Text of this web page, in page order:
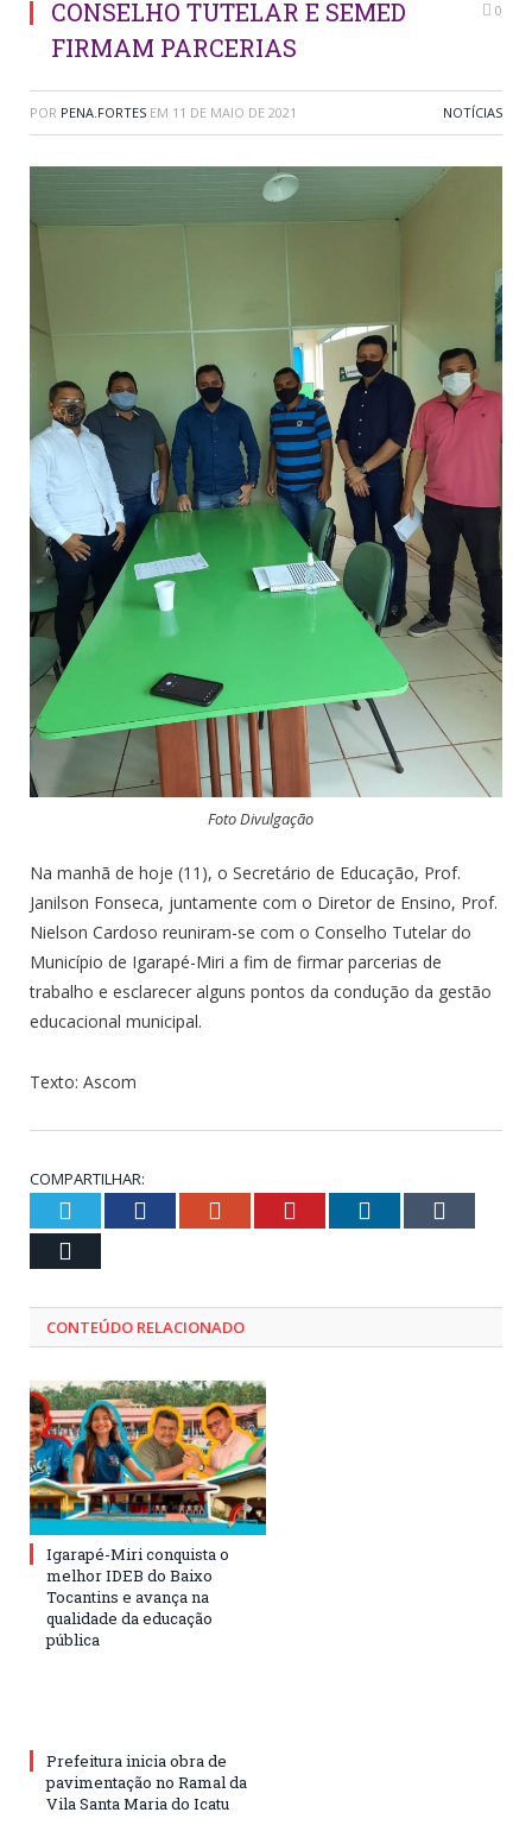
CONSELHO TUTELAR E SEMED
FIRMAM PARCERIAS
0
POR PENA.FORTES EM 11 DE MAIO DE 2021 NOTÍCIAS
Foto Divulgação
Na manhã de hoje (11), o Secretário de Educação, Prof.
Janilson Fonseca, juntamente com o Diretor de Ensino, Prof.
Nielson Cardoso reuniram-se com o Conselho Tutelar do
Município de Igarapé-Miri a fim de firmar parcerias de
trabalho e esclarecer alguns pontos da condução da gestão
educacional municipal.
Texto: Ascom
COMPARTILHAR:
Twitter Facebook Google+ Pinterest LinkedIn
CONTEÚDO RELACIONADO
Igarapé-Miri conquista o
melhor IDEB do Baixo
Tocantins e avança na
qualidade da educação
pública
Prefeitura inicia obra de
pavimentação no Ramal da
Vila Santa Maria do Icatu